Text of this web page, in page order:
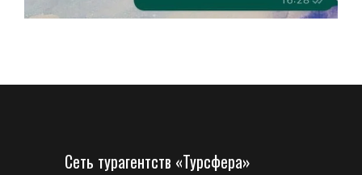
Сеть турагентств «Турсфера»